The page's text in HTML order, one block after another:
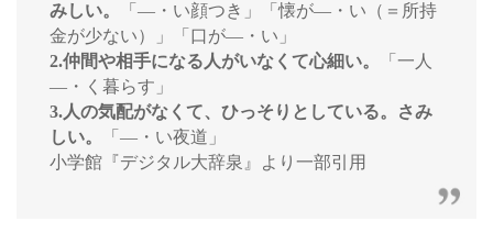
みしい。
「—・い顔つき」「懐が—・い（＝所持
金が少ない）」「口が—・い」
2.仲間や相手になる人がいなくて心細い。
「一人
—・く暮らす」
3.人の気配がなくて、ひっそりとしている。さみ
しい。
「—・い夜道」
小学館『デジタル大辞泉』より一部引用